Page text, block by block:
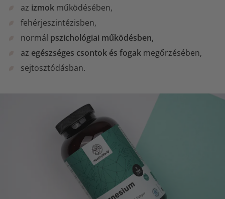
az izmok működésében,
fehérjeszintézisben,
normál pszichológiai működésben,
az egészséges csontok és fogak megőrzésében,
sejtosztódásban.